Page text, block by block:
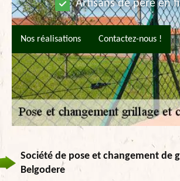
Artisans de père en
Nos réalisations Contactez-nous !
Société de pose et changement de
Belgodere